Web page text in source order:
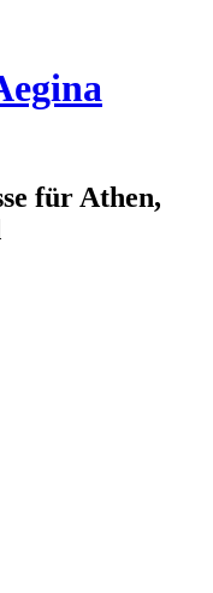
für Athen,